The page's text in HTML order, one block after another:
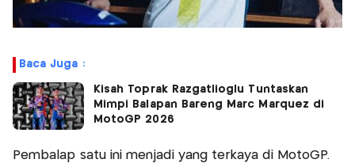
Baca Juga :
Kisah Toprak Razgatlioglu Tuntaskan
Mimpi Balapan Bareng Marc Marquez di
MotoGP 2026
Pembalap satu ini menjadi yang terkaya di MotoGP.